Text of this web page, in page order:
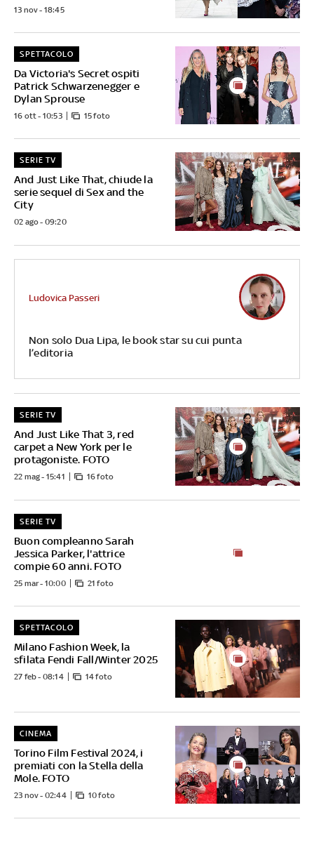
13 nov - 18:45
Da Victoria's Secret ospiti
Patrick Schwarzenegger e
Dylan Sprouse
SPETTACOLO
16 ott - 10:53 15 foto
And Just Like That, chiude la
serie sequel di Sex and the
City
SERIE TV
02 ago - 09:20
Non solo Dua Lipa, le book star su cui punta
l’editoria
Ludovica Passeri
And Just Like That 3, red
carpet a New York per le
protagoniste. FOTO
SERIE TV
22 mag - 15:41 16 foto
Buon compleanno Sarah
Jessica Parker, l'attrice
compie 60 anni. FOTO
SERIE TV
25 mar - 10:00 21 foto
Milano Fashion Week, la
sfilata Fendi Fall/Winter 2025
SPETTACOLO
27 feb - 08:14 14 foto
Torino Film Festival 2024, i
premiati con la Stella della
Mole. FOTO
CINEMA
23 nov - 02:44 10 foto